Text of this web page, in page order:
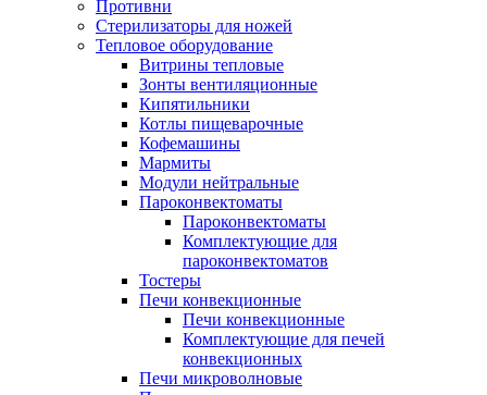
Противни
Стерилизаторы для ножей
Тепловое оборудование
Витрины тепловые
Зонты вентиляционные
Кипятильники
Котлы пищеварочные
Кофемашины
Мармиты
Модули нейтральные
Пароконвектоматы
Пароконвектоматы
Комплектующие для
пароконвектоматов
Тостеры
Печи конвекционные
Печи конвекционные
Комплектующие для печей
конвекционных
Печи микроволновые